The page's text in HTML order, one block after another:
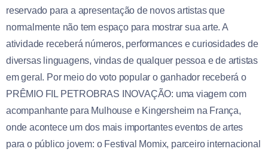
reservado para a apresentação de novos artistas que
normalmente não tem espaço para mostrar sua arte. A
atividade receberá números​, performances​ e curiosidades de
diversas linguagens, vindas de qualquer pessoa e de artistas
em geral. Por meio do voto popular o ganhador receberá o
PRÊMIO FIL PETROBRAS INOVAÇÃO: uma viagem com
acompanhante para Mulhouse e Kingersheim na França,
onde acontece um dos mais importantes eventos de artes
para o público jovem: o Festival Momix, parceiro internacional